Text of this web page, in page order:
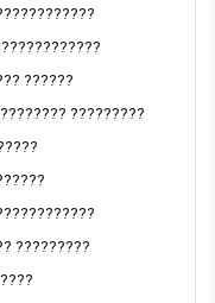
??????
?????????
?????????